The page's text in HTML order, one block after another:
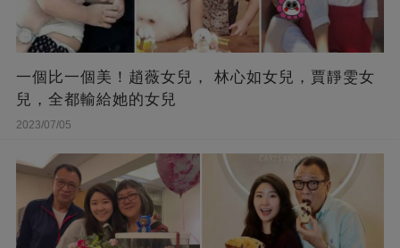
一個比一個美！趙薇女兒， 林心如女兒，賈靜雯女
兒，全都輸給她的女兒
2023/07/05